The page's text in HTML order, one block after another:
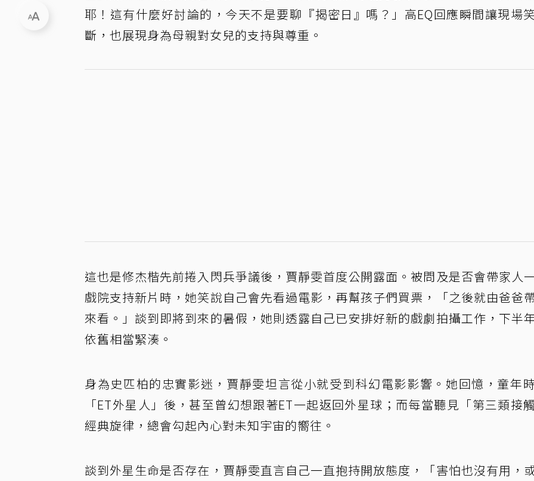
耶！這有什麼好討論的，今天不是要聊『揭密日』嗎？」高EQ回應瞬間讓現場
斷，也展現身為母親對女兒的支持與尊重。
這也是修杰楷先前捲入閃兵爭議後，賈靜雯首度公開露面。被問及是否會帶家人
戲院支持新片時，她笑說自己會先看過電影，再幫孩子們買票，「之後就由爸爸
來看。」談到即將到來的暑假，她則透露自己已安排好新的戲劇拍攝工作，下半
依舊相當緊湊。
身為史匹柏的忠實影迷，賈靜雯坦言從小就受到科幻電影影響。她回憶，童年
「ET外星人」後，甚至曾幻想跟著ET一起返回外星球；而每當聽見「第三類接
經典旋律，總會勾起內心對未知宇宙的嚮往。
談到外星生命是否存在，賈靜雯直言自己一直抱持開放態度，「害怕也沒有用，